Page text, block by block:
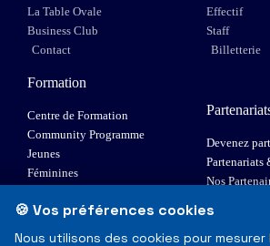
La Table Ovale
Business Club
Contact
Effectif
Staff
Billetterie
Formation
Centre de Formation
Community Programme
Jeunes
Féminines
Elite 1
Devenez
Nos
🍪 Vos préférences cookies
Nous utilisons des cookies pour